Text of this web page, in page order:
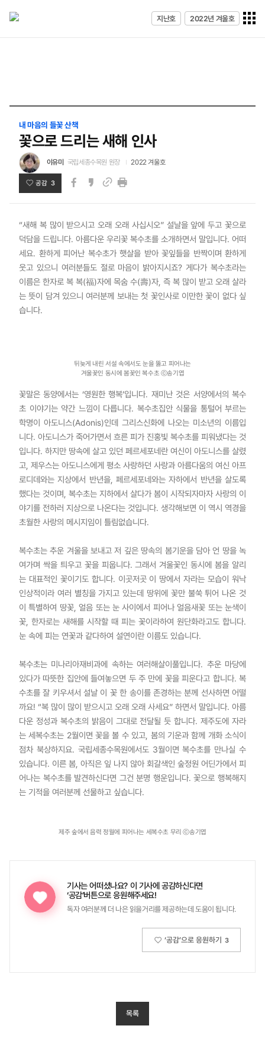
전체메
열기
지난호 2022년 겨울호
내 마음의 들꽃 산책
꽃으로 드리는 새해 인사
이유미 국립세종수목원 원장 2022 겨울호
공감 3
“새해 복 많이 받으시고 오래 오래 사십시오” 설날을 앞에 두고 꽃으로
덕담을 드립니다. 아름다운 우리꽃 복수초를 소개하면서 말입니다. 어떠
세요. 환하게 피어난 복수초가 햇살을 받아 꽃잎들을 반짝이며 환하게
웃고 있으니 여러분들도 절로 마음이 밝아지시죠? 게다가 복수초라는
이름은 한자로 복 복(福)자에 목숨 수(壽)자, 즉 복 많이 받고 오래 살라
는 뜻이 담겨 있으니 여러분께 보내는 첫 꽃인사로 이만한 꽃이 없다 싶
습니다.
뒤늦게 내린 서설 속에서도 눈을 뚫고 피어나는
겨울꽃인 동시에 봄꽃인 복수초 ⓒ송기엽
꽃말은 동양에서는 ‘영원한 행복’입니다. 재미난 것은 서양에서의 복수
초 이야기는 약간 느낌이 다릅니다. 복수초집안 식물을 통털어 부르는
학명이 아도니스(Adonis)인데 그리스신화에 나오는 미소년의 이름입
니다. 아도니스가 죽어가면서 흐른 피가 진홍빛 복수초를 피워냈다는 것
입니다. 하지만 땅속에 살고 있던 페르세포네란 여신이 아도니스를 살렸
고, 제우스는 아도니스에게 평소 사랑하던 사랑과 아름다움의 여신 아프
로디데와는 지상에서 반년을, 페르세포네와는 자하에서 반년을 살도록
했다는 것이며, 복수초는 지하에서 살다가 봄이 시작되자마자 사랑의 이
야기를 전하러 지상으로 나온다는 것입니다. 생각해보면 이 역시 역경을
초월한 사랑의 메시지임이 틀림없습니다.
복수초는 추운 겨울을 보내고 저 깊은 땅속의 봄기운을 담아 언 땅을 녹
여가며 싹을 틔우고 꽃을 피웁니다. 그래서 겨울꽃인 동시에 봄을 알리
는 대표적인 꽃이기도 합니다. 이곳저곳 이 땅에서 자라는 모습이 워낙
인상적이라 여러 별칭을 가지고 있는데 땅위에 꽃만 불쑥 튀어 나온 것
이 특별하여 땅꽃, 얼음 또는 눈 사이에서 피어나 얼음새꽃 또는 눈색이
꽃, 한자로는 새해를 시작할 때 피는 꽃이라하여 원단화라고도 합니다.
눈 속에 피는 연꽃과 같다하여 설연이란 이름도 있습니다.
복수초는 미나리아재비과에 속하는 여러해살이풀입니다. 추운 마당에
있다가 따뜻한 집안에 들여놓으면 두 주 만에 꽃을 피운다고 합니다. 복
수초를 잘 키우셔서 설날 이 꽃 한 송이를 존경하는 분께 선사하면 어떨
까요! “복 많이 많이 받으시고 오래 오래 사세요” 하면서 말입니다. 아름
다운 정성과 복수초의 밝음이 그대로 전달될 듯 합니다. 제주도에 자라
는 세복수초는 2월이면 꽃을 볼 수 있고, 봄의 기운과 함께 개화 소식이
점차 북상하지요. 국립세종수목원에서도 3월이면 복수초를 만나실 수
있습니다. 이른 봄, 아직은 잎 나지 않아 회갈색인 숲정원 어딘가에서 피
어나는 복수초를 발견하신다면 그건 분명 행운입니다. 꽃으로 행복해지
는 기적을 여러분께 선물하고 싶습니다.
제주 숲에서 음력 정월에 피어나는 세복수초 무리 ⓒ송기엽
기사는 어떠셨나요? 이 기사에 공감하신다면
‘공감’버튼으로 응원해주세요!
독자 여러분께 더 나은 읽을거리를 제공하는데 도움이 됩니다.
‘공감’으로 응원하기 3
목록